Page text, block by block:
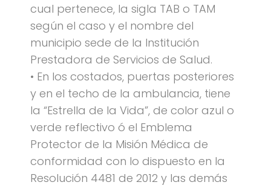
cual pertenece, la sigla TAB o TAM
según el caso y el nombre del
municipio sede de la Institución
Prestadora de Servicios de Salud.
• En los costados, puertas posteriores
y en el techo de la ambulancia, tiene
la “Estrella de la Vida”, de color azul o
verde reflectivo ó el Emblema
Protector de la Misión Médica de
conformidad con lo dispuesto en la
Resolución 4481 de 2012 y las demás